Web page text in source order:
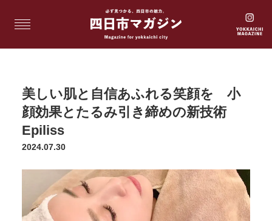
美しい肌と自信あふれる笑顔を 小
顔効果とたるみ引き締めの新技術
Epiliss
2024.07.30